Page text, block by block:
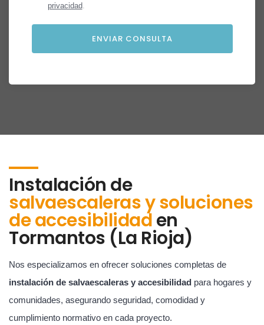
privacidad.
Instalación de
salvaescaleras y soluciones
de accesibilidaden
Tormantos (La Rioja)
Nos especializamos en ofrecer soluciones completas de
instalación de salvaescaleras y accesibilidad para hogares y
comunidades, asegurando seguridad, comodidad y
cumplimiento normativo en cada proyecto.